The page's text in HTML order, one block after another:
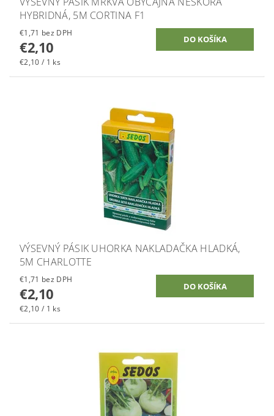
HYBRIDNÁ, 5M CORTINA F1
€1,71 bez DPH
€2,10
€2,10 / 1 ks
VÝSEVNÝ PÁSIK UHORKA NAKLADAČKA HLADKÁ,
5M CHARLOTTE
€1,71 bez DPH
€2,10
€2,10 / 1 ks